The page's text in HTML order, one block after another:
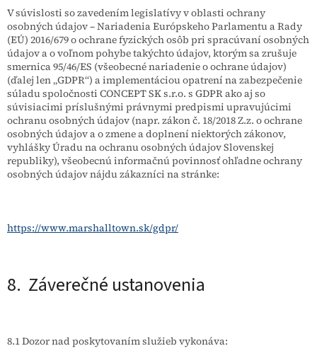
V súvislosti so zavedením legislatívy v oblasti ochrany
osobných údajov – Nariadenia Európskeho Parlamentu a Rady
(EÚ) 2016/679 o ochrane fyzických osôb pri spracúvaní osobných
údajov a o voľnom pohybe takýchto údajov, ktorým sa zrušuje
smernica 95/46/ES (všeobecné nariadenie o ochrane údajov)
(ďalej len „GDPR“) a implementáciou opatrení na zabezpečenie
súladu spoločnosti CONCEPT SK s.r.o. s GDPR ako aj so
súvisiacimi príslušnými právnymi predpismi upravujúcimi
ochranu osobných údajov (napr. zákon č. 18/2018 Z.z. o ochrane
osobných údajov a o zmene a doplnení niektorých zákonov,
vyhlášky Úradu na ochranu osobných údajov Slovenskej
republiky), všeobecnú informačnú povinnosť ohľadne ochrany
osobných údajov nájdu zákazníci na stránke:
https://www.marshalltown.sk/gdpr/
8. Záverečné ustanovenia
8.1 Dozor nad poskytovaním služieb vykonáva: